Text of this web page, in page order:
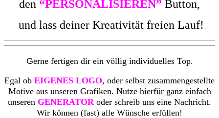
den “PERSONALISIEREN” Button,
und lass deiner Kreativität freien Lauf!
Gerne fertigen dir ein völlig individuelles Top.
Egal ob EIGENES LOGO, oder selbst zusammengestellte
Motive aus unseren Grafiken. Nutze hierfür ganz einfach
unseren GENERATOR oder schreib uns eine Nachricht.
Wir können (fast) alle Wünsche erfüllen!